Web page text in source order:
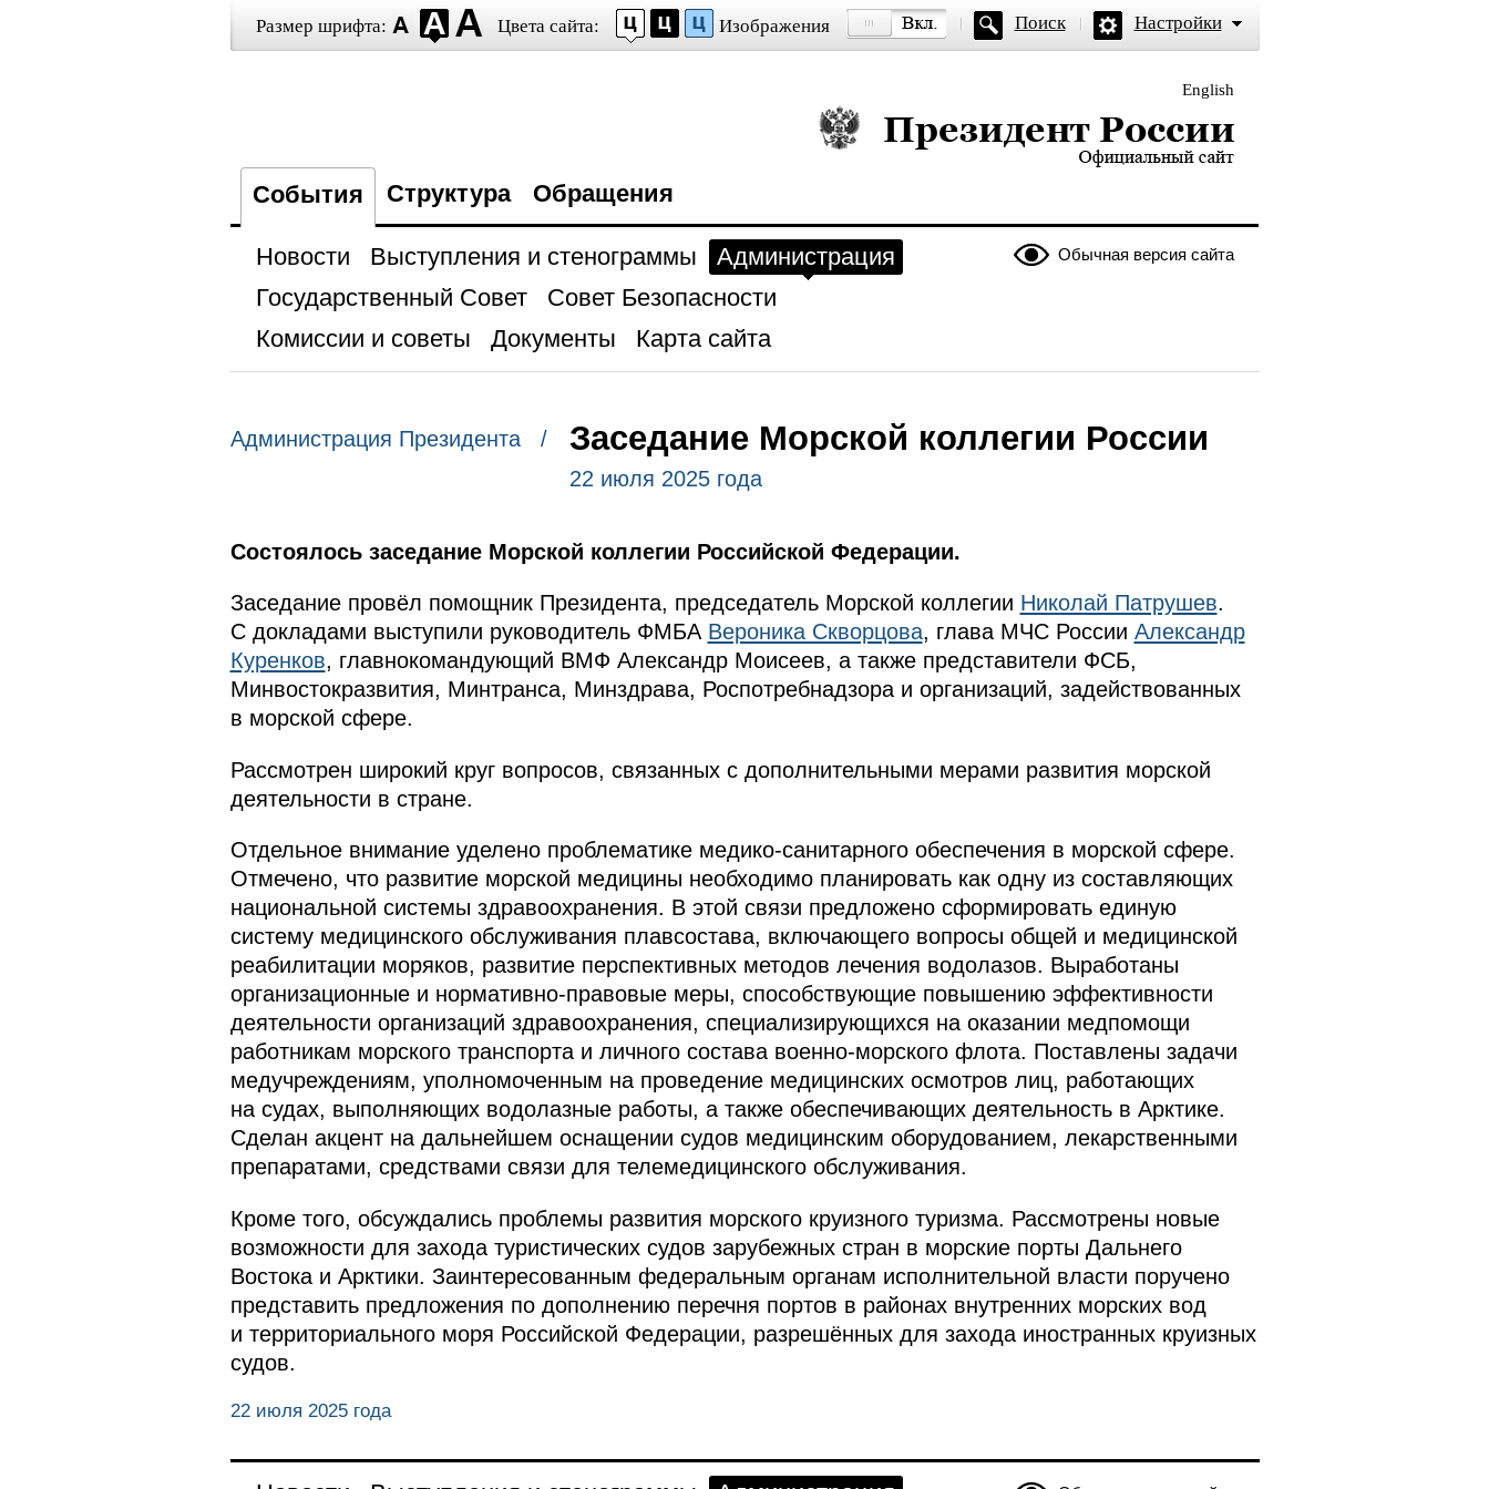
Размер шрифта: Цвета сайта: Изображения Поиск Настройки
English
Президент России — официальный сайт
События Структура Обращения
Обычная версия сайта
Новости Выступления и стенограммы
Администрация
Государственный Совет
Совет Безопасности
Комиссии и советы
Документы Карта сайта
Администрация Президента / Заседание Морской коллегии России
22 июля 2025 года
Состоялось заседание Морской коллегии Российской Федерации.
Заседание провёл помощник Президента, председатель Морской коллегии Николай Патрушев.
С докладами выступили руководитель ФМБА Вероника Скворцова, глава МЧС России Александр
Куренков, главнокомандующий ВМФ Александр Моисеев, а также представители ФСБ,
Минвостокразвития, Минтранса, Минздрава, Роспотребнадзора и организаций, задействованных
в морской сфере.
Рассмотрен широкий круг вопросов, связанных с дополнительными мерами развития морской
деятельности в стране.
Отдельное внимание уделено проблематике медико-санитарного обеспечения в морской сфере.
Отмечено, что развитие морской медицины необходимо планировать как одну из составляющих
национальной системы здравоохранения. В этой связи предложено сформировать единую
систему медицинского обслуживания плавсостава, включающего вопросы общей и медицинской
реабилитации моряков, развитие перспективных методов лечения водолазов. Выработаны
организационные и нормативно­-правовые меры, способствующие повышению эффективности
деятельности организаций здравоохранения, специализирующихся на оказании медпомощи
работникам морского транспорта и личного состава военно-морского флота. Поставлены задачи
медучреждениям, уполномоченным на проведение медицинских осмотров лиц, работающих
на судах, выполняющих водолазные работы, а также обеспечивающих деятельность в Арктике.
Сделан акцент на дальнейшем оснащении судов медицинским оборудованием, лекарственными
препаратами, средствами связи для телемедицинского обслуживания.
Кроме того, обсуждались проблемы развития морского круизного туризма. Рассмотрены новые
возможности для захода туристических судов зарубежных стран в морские порты Дальнего
Востока и Арктики. Заинтересованным федеральным органам исполнительной власти поручено
представить предложения по дополнению перечня портов в районах внутренних морских вод
и территориального моря Российской Федерации, разрешённых для захода иностранных круизных
судов.
22 июля 2025 года